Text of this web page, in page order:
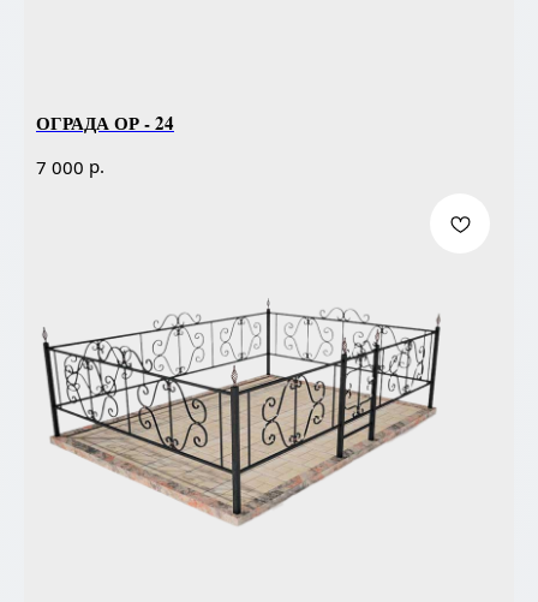
ОГРАДА ОР - 24
7 000 р.